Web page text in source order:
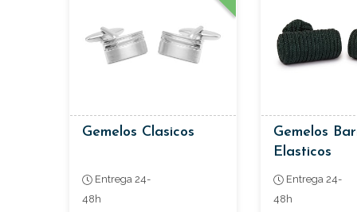
Gemelos Clasicos
Entrega 24-
48h
Gemelos
Elasticos
Entrega 24-
48h